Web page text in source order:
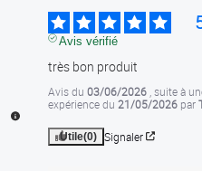
Avis vérifié
très bon produit
Avis du 03/06/2026 , suite à
expérience du 21/05/2026 par
Utile(0) Signaler